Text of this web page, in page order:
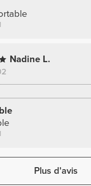
Nadine L.
Plus d'avis